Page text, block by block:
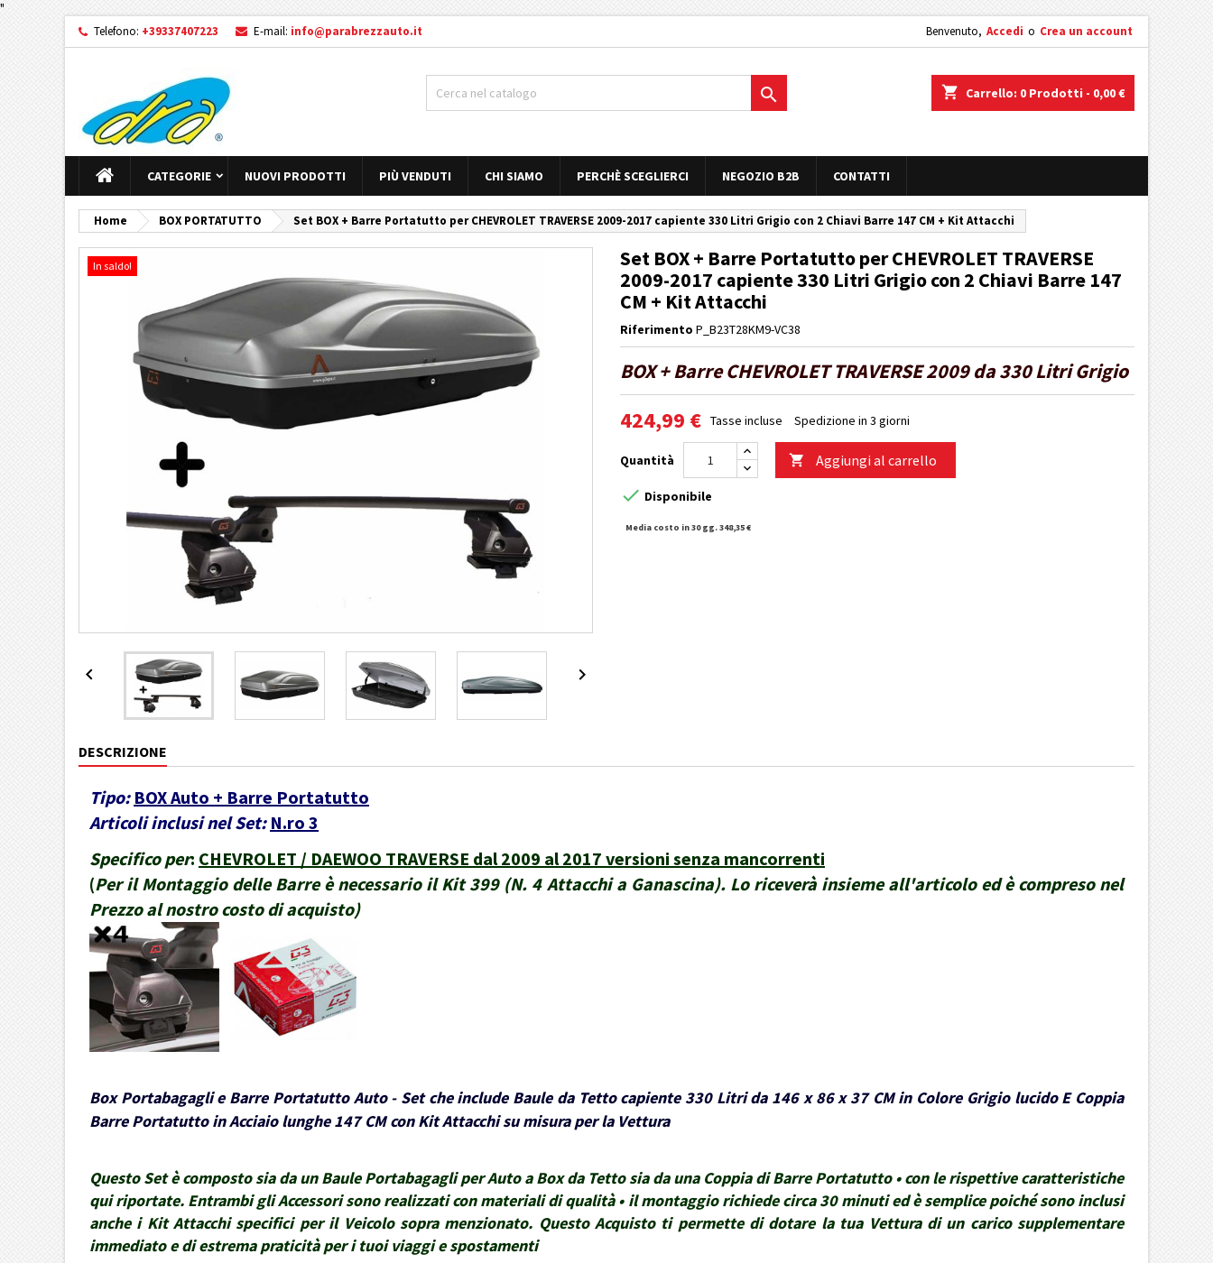
"
Telefono: +39337407223 E-mail: info@parabrezzauto.it Benvenuto, Accedi o Crea un account
shopping_cart Carrello: 0 Prodotti - 0,00 €

CATEGORIE NUOVI PRODOTTI PIÙ VENDUTI CHI SIAMO PERCHÈ SCEGLIERCI NEGOZIO B2B CONTATTI
Home BOX PORTATUTTO Set BOX + Barre Portatutto per CHEVROLET TRAVERSE 2009-2017 capiente 330 Litri Grigio con 2 Chiavi Barre 147 CM + Kit Attacchi
In saldo!
 
Set BOX + Barre Portatutto per CHEVROLET TRAVERSE
2009-2017 capiente 330 Litri Grigio con 2 Chiavi Barre 147
CM + Kit Attacchi
Riferimento P_B23T28KM9-VC38
BOX + Barre CHEVROLET TRAVERSE 2009 da 330 Litri Grigio
424,99 € Tasse incluse Spedizione in 3 giorni
Quantità  Aggiungi al carrello
 Disponibile
Media costo in 30 gg. 348,35 €
DESCRIZIONE
Tipo: BOX Auto + Barre Portatutto
Articoli inclusi nel Set: N.ro 3
Specifico per: CHEVROLET / DAEWOO TRAVERSE dal 2009 al 2017 versioni senza mancorrenti
(Per il Montaggio delle Barre è necessario il Kit 399 (N. 4 Attacchi a Ganascina). Lo riceverà insieme all'articolo ed è compreso nel
Prezzo al nostro costo di acquisto)
Box Portabagagli e Barre Portatutto Auto - Set che include Baule da Tetto capiente 330 Litri da 146 x 86 x 37 CM in Colore Grigio lucido E Coppia
Barre Portatutto in Acciaio lunghe 147 CM con Kit Attacchi su misura per la Vettura
Questo Set è composto sia da un Baule Portabagagli per Auto a Box da Tetto sia da una Coppia di Barre Portatutto • con le rispettive caratteristiche
qui riportate. Entrambi gli Accessori sono realizzati con materiali di qualità • il montaggio richiede circa 30 minuti ed è semplice poiché sono inclusi
anche i Kit Attacchi specifici per il Veicolo sopra menzionato. Questo Acquisto ti permette di dotare la tua Vettura di un carico supplementare
immediato e di estrema praticità per i tuoi viaggi e spostamenti